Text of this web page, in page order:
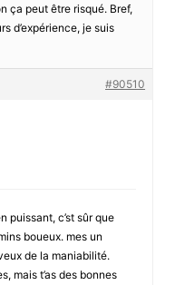
ça peut être risqué. Bref,
d’expérience, je suis
#90510
puissant, c’st sûr que
boueux. mes un
de la maniabilité.
mais t’as des bonnes